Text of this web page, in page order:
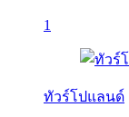
1
ทัวร์โปแลนด์